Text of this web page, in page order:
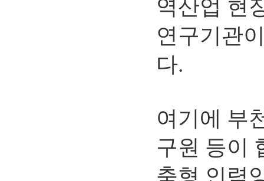
역산업 현
연구기관
다.
여기에 부
구원 등이